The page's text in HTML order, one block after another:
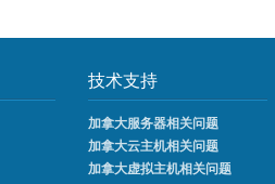
技术支持
加拿大服务器相关问题
加拿大云主机相关问题
加拿大虚拟主机相关问题